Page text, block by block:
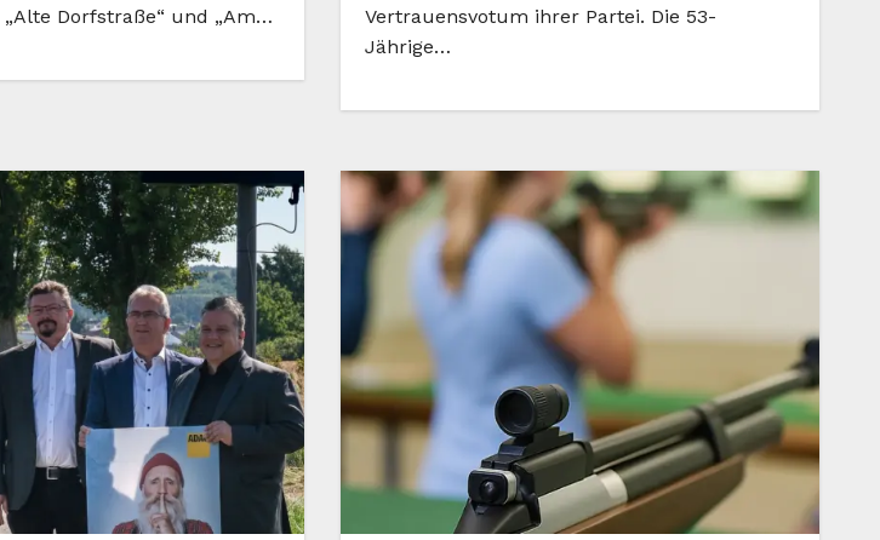
Dorfstraße“ und „Am…
Vertrauensvotum ihrer Partei. Die 53-
Jährige…